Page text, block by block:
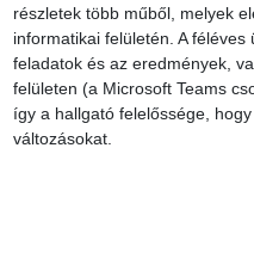
részletek több műből, melyek
informatikai felületén. A
feladatok és az eredmények,
felületen (a Microsoft Teams
így a hallgató felelőssége,
változásokat.